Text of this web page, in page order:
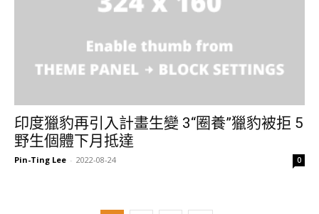
印度獵豹再引入計畫生變 3“圈養”獵豹被拒 5
野生個體下月抵達
Pin-Ting Lee - 2022-08-24 0